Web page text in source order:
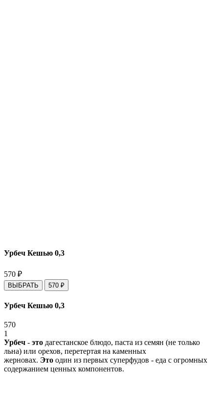
Урбеч Кешью 0,3
570 ₽
ВЫБРАТЬ 570 ₽
Урбеч Кешью 0,3
570
1
Урбеч - это дагестанское блюдо, паста из семян (не только
льна) или орехов, перетертая на каменных
жерновах. Это один из первых суперфудов - еда с огромных
содержанием ценных компонентов.